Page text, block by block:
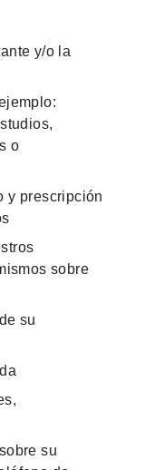
y/o la
o
y prescripción
sobre
su
su